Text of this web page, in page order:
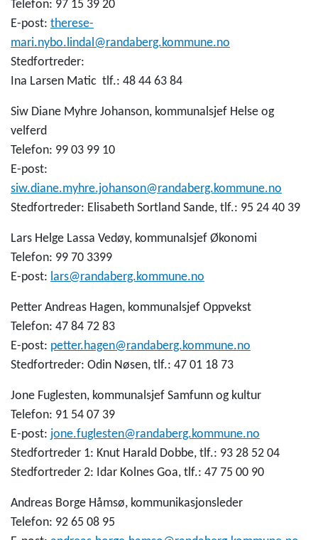
Telefon: 97 15 39 20
E-post: therese-
mari.nybo.lindal@randaberg.kommune.no
Stedfortreder:
Ina Larsen Matic tlf.: 48 44 63 84
Siw Diane Myhre Johanson, kommunalsjef Helse og
velferd
Telefon: 99 03 99 10
E-post:
siw.diane.myhre.johanson@randaberg.kommune.no
Stedfortreder: Elisabeth Sortland Sande, tlf.: 95 24 40 39
Lars Helge Lassa Vedøy, kommunalsjef Økonomi
Telefon: 99 70 3399
E-post: lars@randaberg.kommune.no
Petter Andreas Hagen, kommunalsjef Oppvekst
Telefon: 47 84 72 83
E-post: petter.hagen@randaberg.kommune.no
Stedfortreder: Odin Nøsen, tlf.: 47 01 18 73
Jone Fuglesten, kommunalsjef Samfunn og kultur
Telefon: 91 54 07 39
E-post: jone.fuglesten@randaberg.kommune.no
Stedfortreder 1: Knut Harald Dobbe, tlf.: 93 28 52 04
Stedfortreder 2: Idar Kolnes Goa, tlf.: 47 75 00 90
Andreas Borge Håmsø, kommunikasjonsleder
Telefon: 92 65 08 95